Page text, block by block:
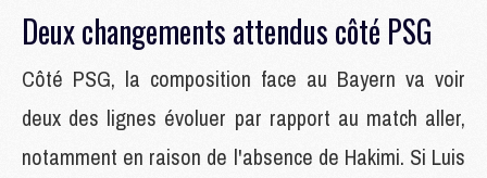
Deux changements attendus côté PSG
Côté PSG, la composition face au Bayern va voir
deux des lignes évoluer par rapport au match aller,
notamment en raison de l'absence de Hakimi. Si Luis